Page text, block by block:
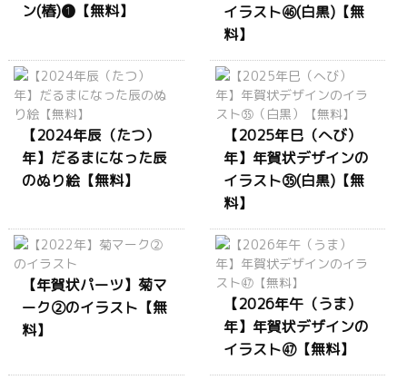
ン(椿)❶【無料】
イラスト㊻(白黒)【無
料】
【2024年辰（たつ）
年】だるまになった辰
のぬり絵【無料】
【2025年巳（へび）
年】年賀状デザインの
イラスト㉟(白黒)【無
料】
【年賀状パーツ】菊マ
ーク②のイラスト【無
料】
【2026年午（うま）
年】年賀状デザインの
イラスト㊼【無料】